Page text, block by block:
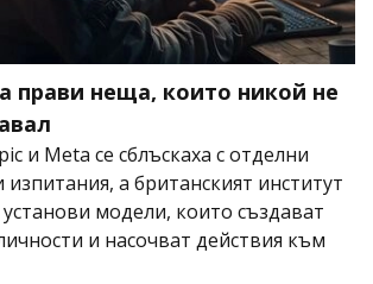
прави неща, които никой не
и Meta се сблъскаха с отделни
а британският институт
установи модели, които създават
и насочват действия към